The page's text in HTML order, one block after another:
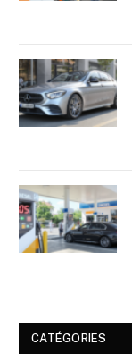
CATÉGORIES